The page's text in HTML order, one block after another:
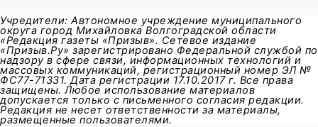
Учредители: Автономное учреждение муниципального
округа город Михайловка Волгоградской области
«Редакция газеты «Призыв». Сетевое издание
«Призыв.Ру» зарегистрировано Федеральной службой по
надзору в сфере связи, информационных технологий и
массовых коммуникаций, регистрационный номер ЭЛ №
ФС77-71331. Дата регистрации 17.10.2017 г. Все права
защищены. Любое использование материалов
допускается только с письменного согласия редакции.
Редакция не несет ответственности за материалы,
размещенные пользователями.